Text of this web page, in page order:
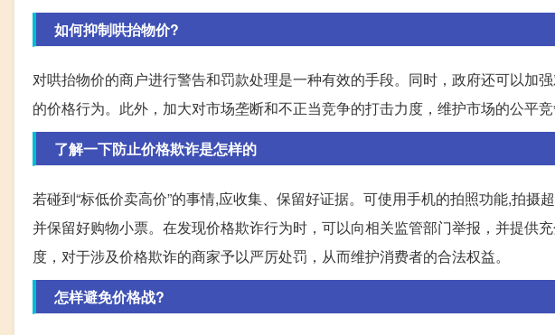
如何抑制哄抬物价?
对哄抬物价的商户进行警告和罚款处理是一种有效的手段。同时，政府还可以加
的价格行为。此外，加大对市场垄断和不正当竞争的打击力度，维护市场的公平
了解一下防止价格欺诈是怎样的
若碰到“标低价卖高价”的事情,应收集、保留好证据。可使用手机的拍照功能,拍摄
并保留好购物小票。在发现价格欺诈行为时，可以向相关监管部门举报，并提供
度，对于涉及价格欺诈的商家予以严厉处罚，从而维护消费者的合法权益。
怎样避免价格战?